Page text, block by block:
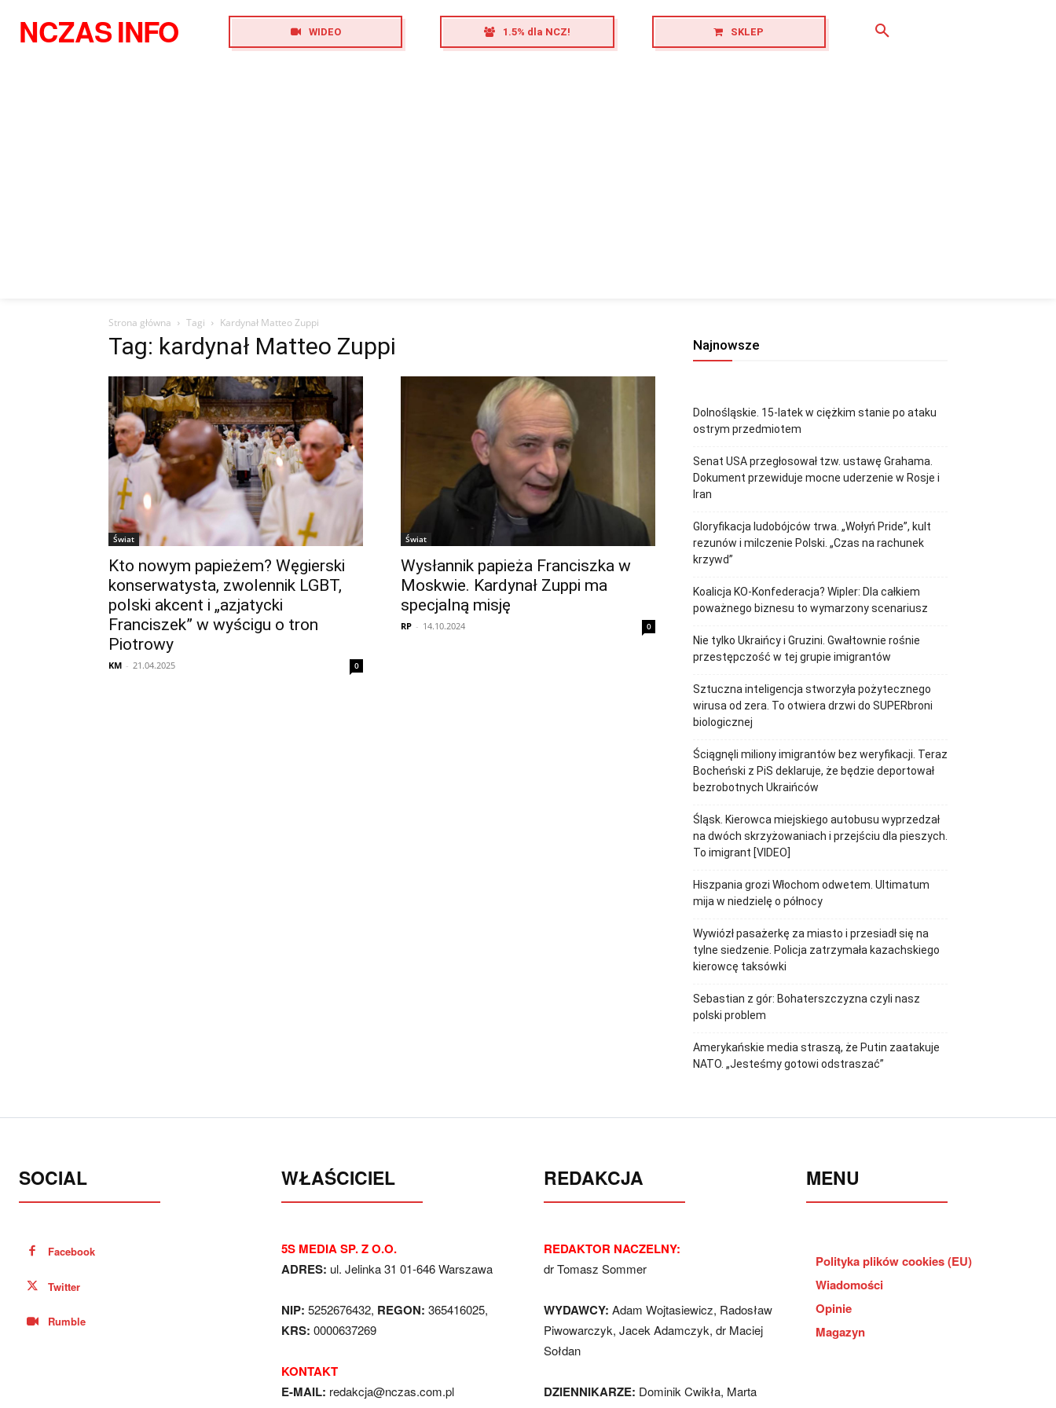
NCZASINFO WIDEO 1.5% dla NCZ! SKLEP
Strona główna Tagi Kardynał Matteo Zuppi
Tag: kardynał Matteo Zuppi
Świat
Kto nowym papieżem? Węgierski
konserwatysta, zwolennik LGBT,
polski akcent i „azjatycki
Franciszek” w wyścigu o tron
Piotrowy
KM - 21.04.2025 0
Świat
Wysłannik papieża Franciszka w
Moskwie. Kardynał Zuppi ma
specjalną misję
RP - 14.10.2024 0
Najnowsze
Dolnośląskie. 15-latek w ciężkim stanie po ataku
ostrym przedmiotem
Senat USA przegłosował tzw. ustawę Grahama.
Dokument przewiduje mocne uderzenie w Rosje i
Iran
Gloryfikacja ludobójców trwa. „Wołyń Pride”, kult
rezunów i milczenie Polski. „Czas na rachunek
krzywd”
Koalicja KO-Konfederacja? Wipler: Dla całkiem
poważnego biznesu to wymarzony scenariusz
Nie tylko Ukraińcy i Gruzini. Gwałtownie rośnie
przestępczość w tej grupie imigrantów
Sztuczna inteligencja stworzyła pożytecznego
wirusa od zera. To otwiera drzwi do SUPERbroni
biologicznej
Ściągnęli miliony imigrantów bez weryfikacji. Teraz
Bocheński z PiS deklaruje, że będzie deportował
bezrobotnych Ukraińców
Śląsk. Kierowca miejskiego autobusu wyprzedzał
na dwóch skrzyżowaniach i przejściu dla pieszych.
To imigrant [VIDEO]
Hiszpania grozi Włochom odwetem. Ultimatum
mija w niedzielę o północy
Wywiózł pasażerkę za miasto i przesiadł się na
tylne siedzenie. Policja zatrzymała kazachskiego
kierowcę taksówki
Sebastian z gór: Bohaterszczyzna czyli nasz
polski problem
Amerykańskie media straszą, że Putin zaatakuje
NATO. „Jesteśmy gotowi odstraszać”
SOCIAL
Facebook
Twitter
Rumble
WŁAŚCICIEL
5S MEDIA SP. Z O.O.
ADRES: ul. Jelinka 31 01-646 Warszawa
NIP: 5252676432, REGON: 365416025,
KRS: 0000637269
KONTAKT
E-MAIL: redakcja@nczas.com.pl
REDAKCJA
REDAKTOR NACZELNY:
dr Tomasz Sommer
WYDAWCY: Adam Wojtasiewicz, Radosław
Piwowarczyk, Jacek Adamczyk, dr Maciej
Sołdan
DZIENNIKARZE: Dominik Cwikła, Marta
MENU
Polityka plików cookies (EU)
Wiadomości
Opinie
Magazyn